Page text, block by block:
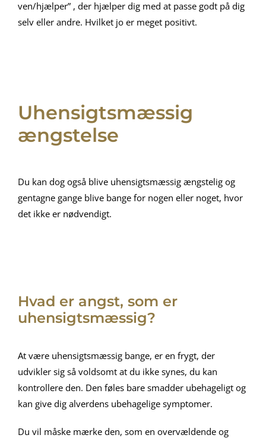
ven/hjælper” , der hjælper dig med at passe godt på dig
selv eller andre. Hvilket jo er meget positivt.
Uhensigtsmæssig
ængstelse
Du kan dog også blive uhensigtsmæssig ængstelig og
gentagne gange blive bange for nogen eller noget, hvor
det ikke er nødvendigt.
Hvad er angst, som er
uhensigtsmæssig?
At være uhensigtsmæssig bange, er en frygt, der
udvikler sig så voldsomt at du ikke synes, du kan
kontrollere den. Den føles bare smadder ubehageligt og
kan give dig alverdens ubehagelige symptomer.
Du vil måske mærke den, som en overvældende og